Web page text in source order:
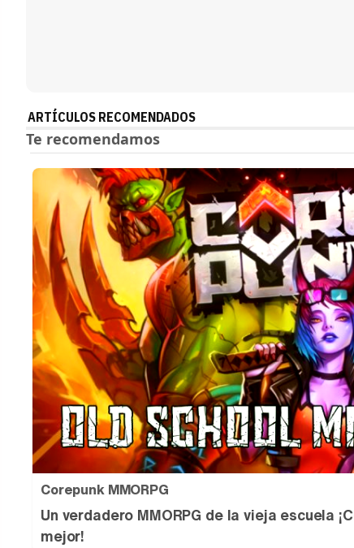
ARTÍCULOS RECOMENDADOS
Corepunk MMORPG
Un verdadero MMORPG de la vieja escuela
mejor!